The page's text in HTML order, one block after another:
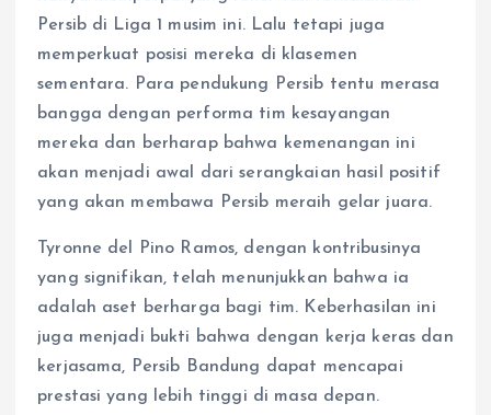
Persib di Liga 1 musim ini. Lalu tetapi juga
memperkuat posisi mereka di klasemen
sementara. Para pendukung Persib tentu merasa
bangga dengan performa tim kesayangan
mereka dan berharap bahwa kemenangan ini
akan menjadi awal dari serangkaian hasil positif
yang akan membawa Persib meraih gelar juara.
Tyronne del Pino Ramos, dengan kontribusinya
yang signifikan, telah menunjukkan bahwa ia
adalah aset berharga bagi tim. Keberhasilan ini
juga menjadi bukti bahwa dengan kerja keras dan
kerjasama, Persib Bandung dapat mencapai
prestasi yang lebih tinggi di masa depan.